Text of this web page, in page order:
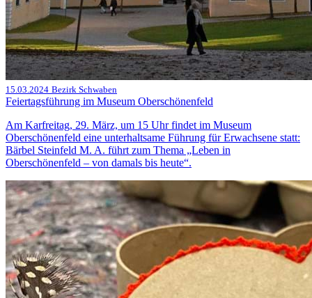
15.03.2024 Bezirk Schwaben
Feiertagsführung im Museum Oberschönenfeld
Am Karfreitag, 29. März, um 15 Uhr findet im Museum
Oberschönenfeld eine unterhaltsame Führung für Erwachsene statt:
Bärbel Steinfeld M. A. führt zum Thema „Leben in
Oberschönenfeld – von damals bis heute“.